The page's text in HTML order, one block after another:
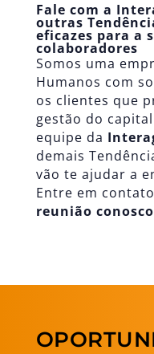
Fale com a
outras
eficazes para a
colaboradores
Somos uma
Humanos com
os clientes que
gestão do
equipe da
demais
vão te ajudar a
Entre em
reunião